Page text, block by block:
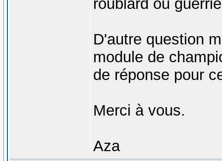
roublard ou
D'autre question
module de
de réponse pour
Merci à vous.
Aza